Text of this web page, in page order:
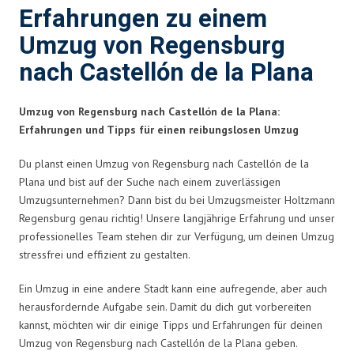
Erfahrungen zu einem
Umzug von Regensburg
nach Castellón de la Plana
Umzug von Regensburg nach Castellón de la Plana:
Erfahrungen und Tipps für einen reibungslosen Umzug
Du planst einen Umzug von Regensburg nach Castellón de la
Plana und bist auf der Suche nach einem zuverlässigen
Umzugsunternehmen? Dann bist du bei Umzugsmeister Holtzmann
Regensburg genau richtig! Unsere langjährige Erfahrung und unser
professionelles Team stehen dir zur Verfügung, um deinen Umzug
stressfrei und effizient zu gestalten.
Ein Umzug in eine andere Stadt kann eine aufregende, aber auch
herausfordernde Aufgabe sein. Damit du dich gut vorbereiten
kannst, möchten wir dir einige Tipps und Erfahrungen für deinen
Umzug von Regensburg nach Castellón de la Plana geben.